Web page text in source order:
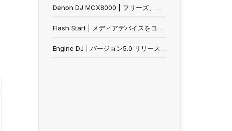
Denon DJ MCX8000 | フリーズ、歪み、ドロップアウト、その他のパフォーマンス問題の解消
Flash Start | メディアデバイスをコントロールできない
Engine DJ | バージョン5.0 リリースノート